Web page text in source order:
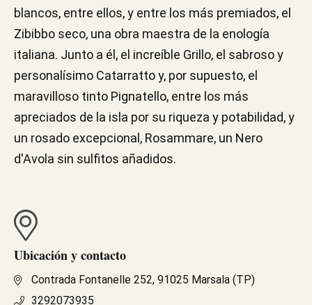
blancos, entre ellos, y entre los más premiados, el
Zibibbo seco, una obra maestra de la enología
italiana. Junto a él, el increíble Grillo, el sabroso y
personalísimo Catarratto y, por supuesto, el
maravilloso tinto Pignatello, entre los más
apreciados de la isla por su riqueza y potabilidad, y
un rosado excepcional, Rosammare, un Nero
d'Avola sin sulfitos añadidos.
Ubicación y contacto
Contrada Fontanelle 252, 91025 Marsala (TP)
3292073935